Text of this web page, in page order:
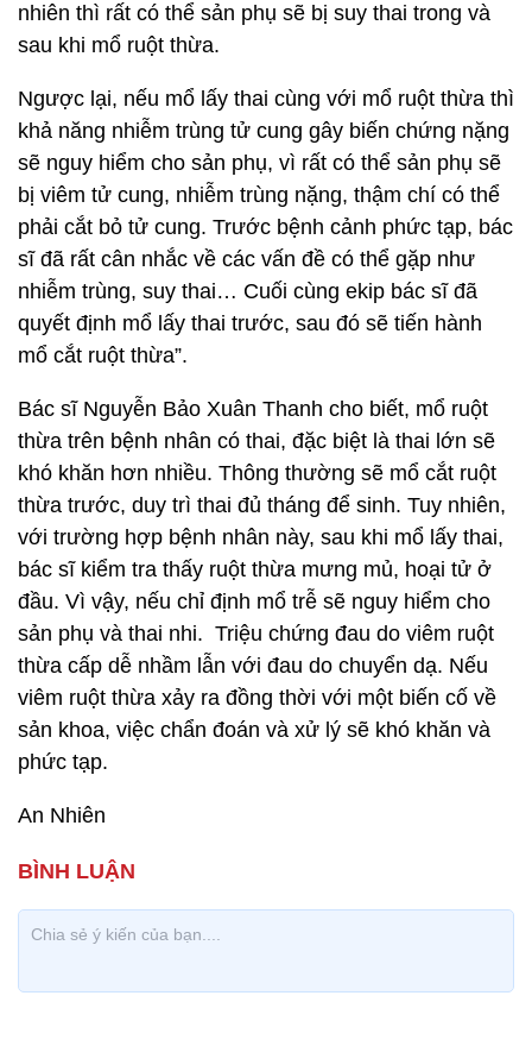
nhiên thì rất có thể sản phụ sẽ bị suy thai trong và
sau khi mổ ruột thừa.
Ngược lại, nếu mổ lấy thai cùng với mổ ruột thừa thì
khả năng nhiễm trùng tử cung gây biến chứng nặng
sẽ nguy hiểm cho sản phụ, vì rất có thể sản phụ sẽ
bị viêm tử cung, nhiễm trùng nặng, thậm chí có thể
phải cắt bỏ tử cung. Trước bệnh cảnh phức tạp, bác
sĩ đã rất cân nhắc về các vấn đề có thể gặp như
nhiễm trùng, suy thai… Cuối cùng ekip bác sĩ đã
quyết định mổ lấy thai trước, sau đó sẽ tiến hành
mổ cắt ruột thừa”.
Bác sĩ Nguyễn Bảo Xuân Thanh cho biết, mổ ruột
thừa trên bệnh nhân có thai, đặc biệt là thai lớn sẽ
khó khăn hơn nhiều. Thông thường sẽ mổ cắt ruột
thừa trước, duy trì thai đủ tháng để sinh. Tuy nhiên,
với trường hợp bệnh nhân này, sau khi mổ lấy thai,
bác sĩ kiểm tra thấy ruột thừa mưng mủ, hoại tử ở
đầu. Vì vậy, nếu chỉ định mổ trễ sẽ nguy hiểm cho
sản phụ và thai nhi. Triệu chứng đau do viêm ruột
thừa cấp dễ nhầm lẫn với đau do chuyển dạ. Nếu
viêm ruột thừa xảy ra đồng thời với một biến cố về
sản khoa, việc chẩn đoán và xử lý sẽ khó khăn và
phức tạp.
An Nhiên